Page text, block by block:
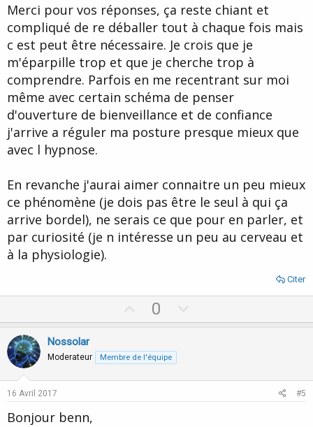
e
Merci pour vos réponses, ça reste chiant et
compliqué de re déballer tout à chaque fois mais
c est peut être nécessaire. Je crois que je
m'éparpille trop et que je cherche trop à
comprendre. Parfois en me recentrant sur moi
même avec certain schéma de penser
d'ouverture de bienveillance et de confiance
j'arrive a réguler ma posture presque mieux que
avec l hypnose.
En revanche j'aurai aimer connaitre un peu mieux
ce phénomène (je dois pas être le seul à qui ça
arrive bordel), ne serais ce que pour en parler, et
par curiosité (je n intéresse un peu au cerveau et
à la physiologie).
Citer
p
o
t
0
o
v
Nossolar
Moderateur Membre de l'équipe
16 Avril 2017 #5
Bonjour benn,